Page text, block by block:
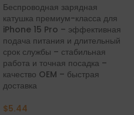
Беспроводная зарядная
катушка премиум-класса для
iPhone 15 Pro – эффективная
подача питания и длительный
срок службы – стабильная
работа и точная посадка –
качество OEM – быстрая
доставка
$5.44